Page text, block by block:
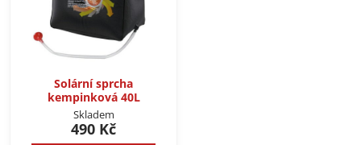
Solární sprcha
kempinková 40L
Skladem
490 Kč